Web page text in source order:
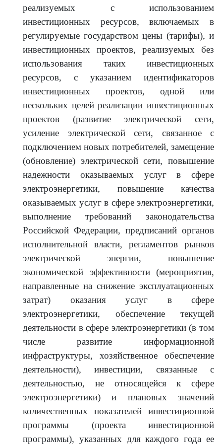
реализуемых с использованием
инвестиционных ресурсов, включаемых в
регулируемые государством цены (тарифы), и
инвестиционных проектов, реализуемых без
использования таких инвестиционных
ресурсов, с указанием идентификаторов
инвестиционных проектов, одной или
нескольких целей реализации инвестиционных
проектов (развитие электрической сети,
усиление электрической сети, связанное с
подключением новых потребителей, замещение
(обновление) электрической сети, повышение
надежности оказываемых услуг в сфере
электроэнергетики, повышение качества
оказываемых услуг в сфере электроэнергетики,
выполнение требований законодательства
Российской Федерации, предписаний органов
исполнительной власти, регламентов рынков
электрической энергии, повышение
экономической эффективности (мероприятия,
направленные на снижение эксплуатационных
затрат) оказания услуг в сфере
электроэнергетики, обеспечение текущей
деятельности в сфере электроэнергетики (в том
числе развитие информационной
инфраструктуры, хозяйственное обеспечение
деятельности), инвестиции, связанные с
деятельностью, не относящейся к сфере
электроэнергетики) и плановых значений
количественных показателей инвестиционной
программы (проекта инвестиционной
программы), указанных для каждого года ее